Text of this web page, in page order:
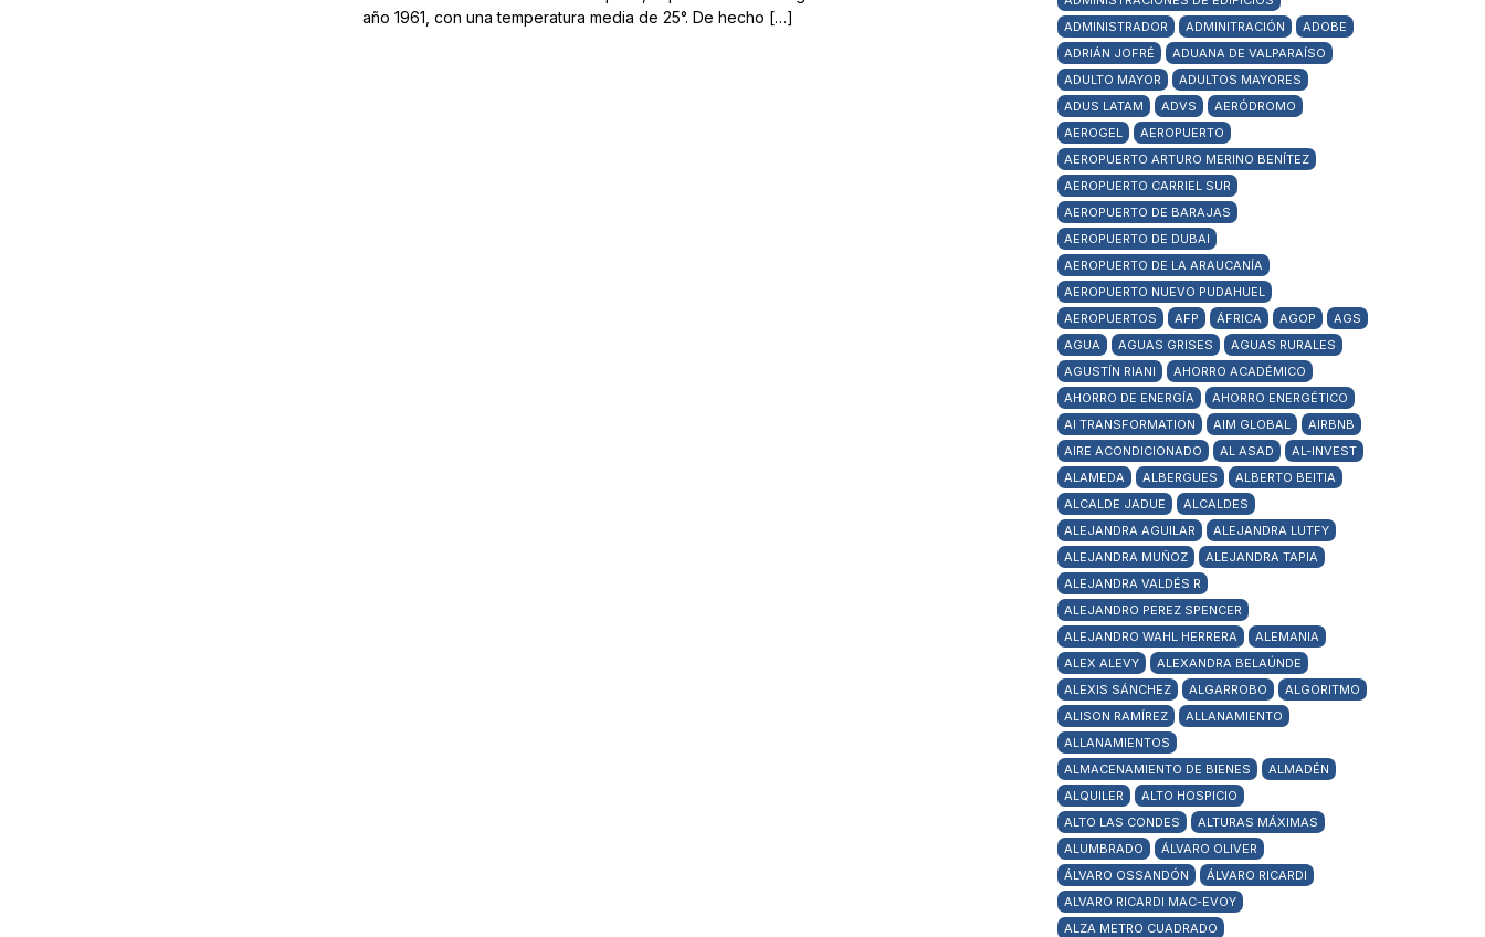
año 1961, con una temperatura media de 25°. De hecho […]
ADMINISTRADOR
ADMINITRACIÓN
ADOBE
ADRIÁN JOFRÉ
ADUANA DE VALPARAÍSO
ADULTO MAYOR
ADULTOS MAYORES
ADUS LATAM
ADVS
AERÓDROMO
AEROGEL
AEROPUERTO
AEROPUERTO ARTURO MERINO BENÍTEZ
AEROPUERTO CARRIEL SUR
AEROPUERTO DE BARAJAS
AEROPUERTO DE DUBAI
AEROPUERTO DE LA ARAUCANÍA
AEROPUERTO NUEVO PUDAHUEL
AEROPUERTOS
AFP ÁFRICA AGOP
AGS
AGUA
AGUAS GRISES
AGUAS RURALES
AGUSTÍN RIANI
AHORRO ACADÉMICO
AHORRO DE ENERGÍA
AHORRO ENERGÉTICO
AI TRANSFORMATION
AIM GLOBAL
AIRBNB
AIRE ACONDICIONADO
AL ASAD
AL-INVEST
ALAMEDA
ALBERGUES
ALBERTO BEITIA
ALCALDE JADUE
ALCALDES
ALEJANDRA AGUILAR
ALEJANDRA LUTFY
ALEJANDRA MUÑOZ
ALEJANDRA TAPIA
ALEJANDRA VALDÉS R
ALEJANDRO PEREZ SPENCER
ALEJANDRO WAHL HERRERA
ALEMANIA
ALEX ALEVY
ALEXANDRA BELAÚNDE
ALEXIS SÁNCHEZ
ALGARROBO
ALGORITMO
ALISON RAMÍREZ
ALLANAMIENTO
ALLANAMIENTOS
ALMACENAMIENTO DE BIENES
ALMADÉN
ALQUILER
ALTO HOSPICIO
ALTO LAS CONDES
ALTURAS MÁXIMAS
ALUMBRADO
ÁLVARO OLIVER
ÁLVARO OSSANDÓN
ÁLVARO RICARDI
ALVARO RICARDI MAC-EVOY
ALZA METRO CUADRADO